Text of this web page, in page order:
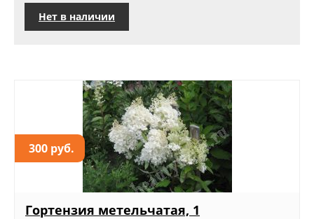
Нет в наличии
300 руб.
Гортензия метельчатая, 1